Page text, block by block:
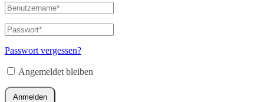
Benutzername
oder
E-
Mail-
Adresse*
Passwort*
Erforderlich
Passwort vergessen?
Angemeldet bleiben
Anmelden